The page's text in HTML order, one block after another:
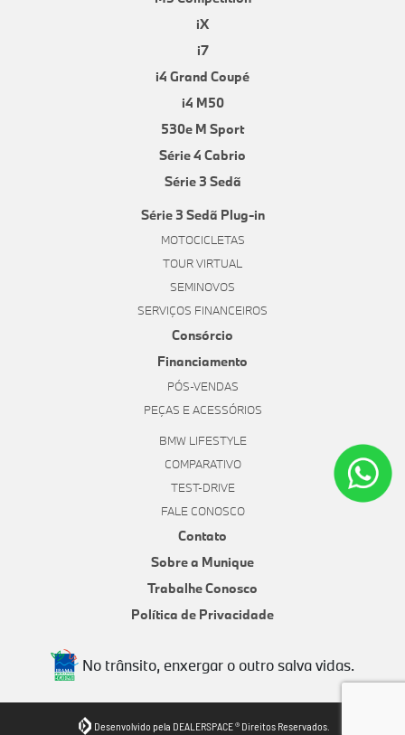
iX
i7
i4 Grand Coupé
i4 M50
530e M Sport
Série 4 Cabrio
Série 3 Sedã
Série 3 Sedã Plug-in
MOTOCICLETAS
TOUR VIRTUAL
SEMINOVOS
SERVIÇOS FINANCEIROS
Consórcio
Financiamento
PÓS-VENDAS
PEÇAS E ACESSÓRIOS
BMW LIFESTYLE
COMPARATIVO
TEST-DRIVE
FALE CONOSCO
Contato
Sobre a Munique
Trabalhe Conosco
Política de Privacidade
No trânsito, enxergar o outro salva vidas.
Desenvolvido pela DEALERSPACE ® Direitos Reservados.